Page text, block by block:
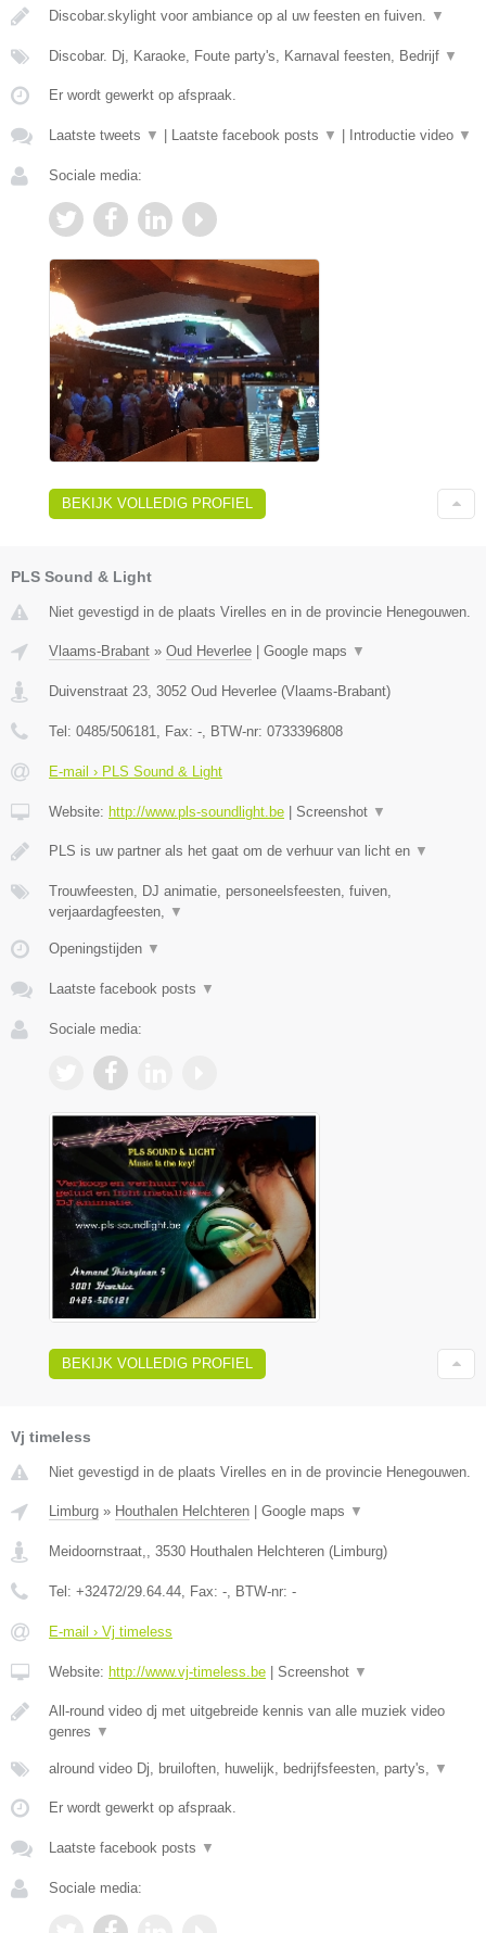
Discobar.skylight voor ambiance op al uw feesten en fuiven. ▼
Discobar. Dj, Karaoke, Foute party's, Karnaval feesten, Bedrijf ▼
Er wordt gewerkt op afspraak.
Laatste tweets ▼ Laatste facebook posts ▼ Introductie video ▼
Sociale media:
BEKIJK VOLLEDIG PROFIEL
PLS Sound & Light
Niet gevestigd in de plaats Virelles en in de provincie Henegouwen.
Vlaams-Brabant » Oud Heverlee Google maps ▼
Duivenstraat 23 3052 Oud Heverlee (Vlaams-Brabant)
Tel: 0485/506181 , Fax: - , BTW-nr: 0733396808
E-mail › PLS Sound & Light
Website: http://www.pls-soundlight.be Screenshot ▼
PLS is uw partner als het gaat om de verhuur van licht en ▼
Trouwfeesten, DJ animatie, personeelsfeesten, fuiven,
verjaardagfeesten,
▼
Openingstijden ▼
Laatste facebook posts ▼
Sociale media:
BEKIJK VOLLEDIG PROFIEL
Vj timeless
Niet gevestigd in de plaats Virelles en in de provincie Henegouwen.
Limburg » Houthalen Helchteren Google maps ▼
Meidoornstraat,, 3530 Houthalen Helchteren (Limburg)
Tel: +32472/29.64.44, Fax: -, BTW-nr: -
E-mail › Vj timeless
Website: http://www.vj-timeless.be Screenshot ▼
All-round video dj met uitgebreide kennis van alle muziek video
genres ▼
alround video Dj, bruiloften, huwelijk, bedrijfsfeesten, party's, ▼
Er wordt gewerkt op afspraak.
Laatste facebook posts ▼
Sociale media: